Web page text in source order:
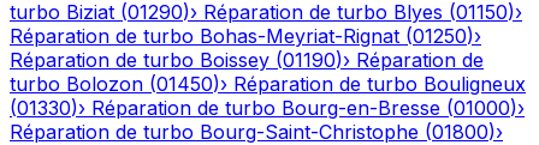
turbo Biziat (01290)› Réparation de turbo Blyes (01150)›
Réparation de turbo Bohas-Meyriat-Rignat (01250)›
Réparation de turbo Boissey (01190)› Réparation de
turbo Bolozon (01450)› Réparation de turbo Bouligneux
(01330)› Réparation de turbo Bourg-en-Bresse (01000)›
Réparation de turbo Bourg-Saint-Christophe (01800)›